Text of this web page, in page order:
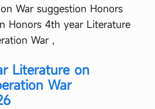
War suggestion Honors
Honors 4th year Literature
War ,
Literature on
War